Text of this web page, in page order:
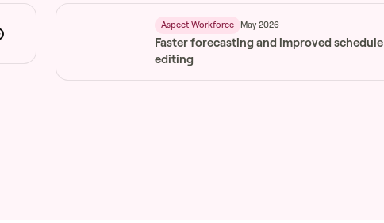
Aspect Workforce May 2026
Faster forecasting and improved schedule
editing